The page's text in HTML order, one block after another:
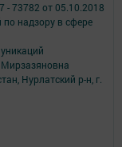
73782 от 05.10.2018
надзору в сфере
Нурлатский р-н, г.